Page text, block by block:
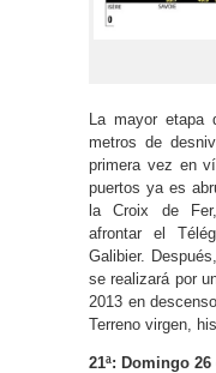
La mayor etapa
metros de
primera vez en
puertos ya es
la Croix de
afrontar el
Galibier.
se realizará por
2013 en
Terreno virgen,
21ª: Domingo